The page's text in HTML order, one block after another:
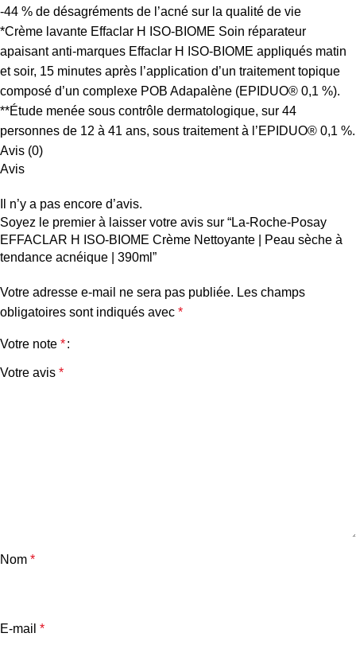
-44 % de désagréments de l’acné sur la qualité de vie
*Crème lavante Effaclar H ISO-BIOME Soin réparateur
apaisant anti-marques Effaclar H ISO-BIOME appliqués matin
et soir, 15 minutes après l’application d’un traitement topique
composé d’un complexe POB Adapalène (EPIDUO® 0,1 %).
**Étude menée sous contrôle dermatologique, sur 44
personnes de 12 à 41 ans, sous traitement à l’EPIDUO® 0,1 %.
Avis (0)
Avis
Il n’y a pas encore d’avis.
Soyez le premier à laisser votre avis sur “La-Roche-Posay
EFFACLAR H ISO-BIOME Crème Nettoyante | Peau sèche à
tendance acnéique | 390ml”
Votre adresse e-mail ne sera pas publiée. Les champs
obligatoires sont indiqués avec *
Votre note *
Votre avis *
Nom *
E-mail *